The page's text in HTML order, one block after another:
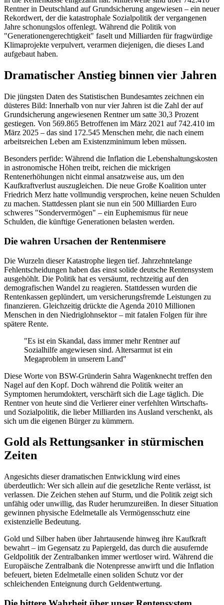
Rentner in Deutschland auf Grundsicherung angewiesen – ein neuer
Rekordwert, der die katastrophale Sozialpolitik der vergangenen
Jahre schonungslos offenlegt. Während die Politik von
"Generationengerechtigkeit" faselt und Milliarden für fragwürdige
Klimaprojekte verpulvert, verarmen diejenigen, die dieses Land
aufgebaut haben.
Dramatischer Anstieg binnen vier Jahren
Die jüngsten Daten des Statistischen Bundesamtes zeichnen ein
düsteres Bild: Innerhalb von nur vier Jahren ist die Zahl der auf
Grundsicherung angewiesenen Rentner um satte 30,3 Prozent
gestiegen. Von 569.865 Betroffenen im März 2021 auf 742.410 im
März 2025 – das sind 172.545 Menschen mehr, die nach einem
arbeitsreichen Leben am Existenzminimum leben müssen.
Besonders perfide: Während die Inflation die Lebenshaltungskosten
in astronomische Höhen treibt, reichen die mickrigen
Rentenerhöhungen nicht einmal ansatzweise aus, um den
Kaufkraftverlust auszugleichen. Die neue Große Koalition unter
Friedrich Merz hatte vollmundig versprochen, keine neuen Schulden
zu machen. Stattdessen plant sie nun ein 500 Milliarden Euro
schweres "Sondervermögen" – ein Euphemismus für neue
Schulden, die künftige Generationen belasten werden.
Die wahren Ursachen der Rentenmisere
Die Wurzeln dieser Katastrophe liegen tief. Jahrzehntelange
Fehlentscheidungen haben das einst solide deutsche Rentensystem
ausgehöhlt. Die Politik hat es versäumt, rechtzeitig auf den
demografischen Wandel zu reagieren. Stattdessen wurden die
Rentenkassen geplündert, um versicherungsfremde Leistungen zu
finanzieren. Gleichzeitig drückte die Agenda 2010 Millionen
Menschen in den Niedriglohnsektor – mit fatalen Folgen für ihre
spätere Rente.
"Es ist ein Skandal, dass immer mehr Rentner auf
Sozialhilfe angewiesen sind. Altersarmut ist ein
Megaproblem in unserem Land"
Diese Worte von BSW-Gründerin Sahra Wagenknecht treffen den
Nagel auf den Kopf. Doch während die Politik weiter an
Symptomen herumdoktert, verschärft sich die Lage täglich. Die
Rentner von heute sind die Verlierer einer verfehlten Wirtschafts-
und Sozialpolitik, die lieber Milliarden ins Ausland verschenkt, als
sich um die eigenen Bürger zu kümmern.
Gold als Rettungsanker in stürmischen
Zeiten
Angesichts dieser dramatischen Entwicklung wird eines
überdeutlich: Wer sich allein auf die gesetzliche Rente verlässt, ist
verlassen. Die Zeichen stehen auf Sturm, und die Politik zeigt sich
unfähig oder unwillig, das Ruder herumzureißen. In dieser Situation
gewinnen physische Edelmetalle als Vermögensschutz eine
existenzielle Bedeutung.
Gold und Silber haben über Jahrtausende hinweg ihre Kaufkraft
bewahrt – im Gegensatz zu Papiergeld, das durch die ausufernde
Geldpolitik der Zentralbanken immer wertloser wird. Während die
Europäische Zentralbank die Notenpresse anwirft und die Inflation
befeuert, bieten Edelmetalle einen soliden Schutz vor der
schleichenden Enteignung durch Geldentwertung.